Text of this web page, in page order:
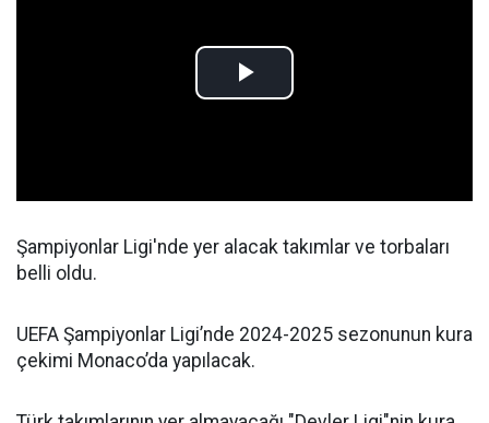
Şampiyonlar Ligi'nde yer alacak takımlar ve torbaları
belli oldu.
UEFA Şampiyonlar Ligi’nde 2024-2025 sezonunun kura
çekimi Monaco’da yapılacak.